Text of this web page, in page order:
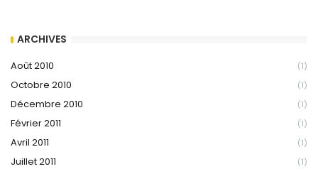
ARCHIVES
Août 2010 (1)
Octobre 2010 (1)
Décembre 2010 (1)
Février 2011 (1)
Avril 2011 (1)
Juillet 2011 (1)